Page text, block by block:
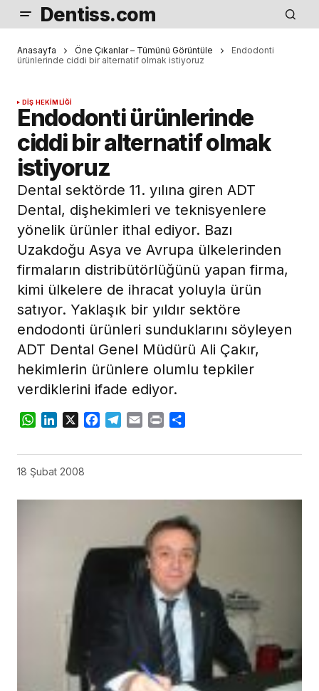
Dentiss.com
Anasayfa Öne Çıkanlar – Tümünü Görüntüle
Endodonti
ürünlerinde ciddi bir alternatif olmak istiyoruz
DIŞ HEKIMLIĞI
Endodonti ürünlerinde
ciddi bir alternatif olmak
istiyoruz
Dental sektörde 11. yılına giren ADT
Dental, dişhekimleri ve teknisyenlere
yönelik ürünler ithal ediyor. Bazı
Uzakdoğu Asya ve Avrupa ülkelerinden
firmaların distribütörlüğünü yapan firma,
kimi ülkelere de ihracat yoluyla ürün
satıyor. Yaklaşık bir yıldır sektöre
endodonti ürünleri sunduklarını söyleyen
ADT Dental Genel Müdürü Ali Çakır,
hekimlerin ürünlere olumlu tepkiler
verdiklerini ifade ediyor.
WhatsApp
LinkedIn
X Facebook
Telegram
Email Print
18 Şubat 2008